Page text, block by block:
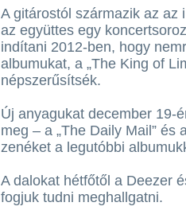
A gitárostól származik az az
az együttes egy
indítani 2012-ben, hogy
albumukat, a „The King of
népszerűsítsék.
Új anyagukat december 19-
meg – a „The Daily Mail” és
zenéket a legutóbbi
A dalokat hétfőtől a Deezer
fogjuk tudni meghallgatni.